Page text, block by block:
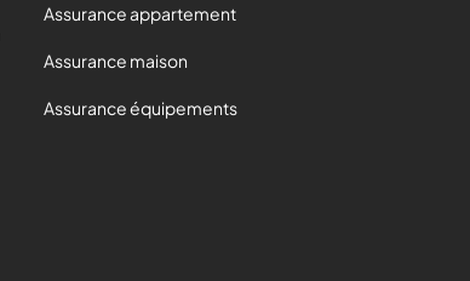
Assurance appartement
Assurance maison
Assurance équipements